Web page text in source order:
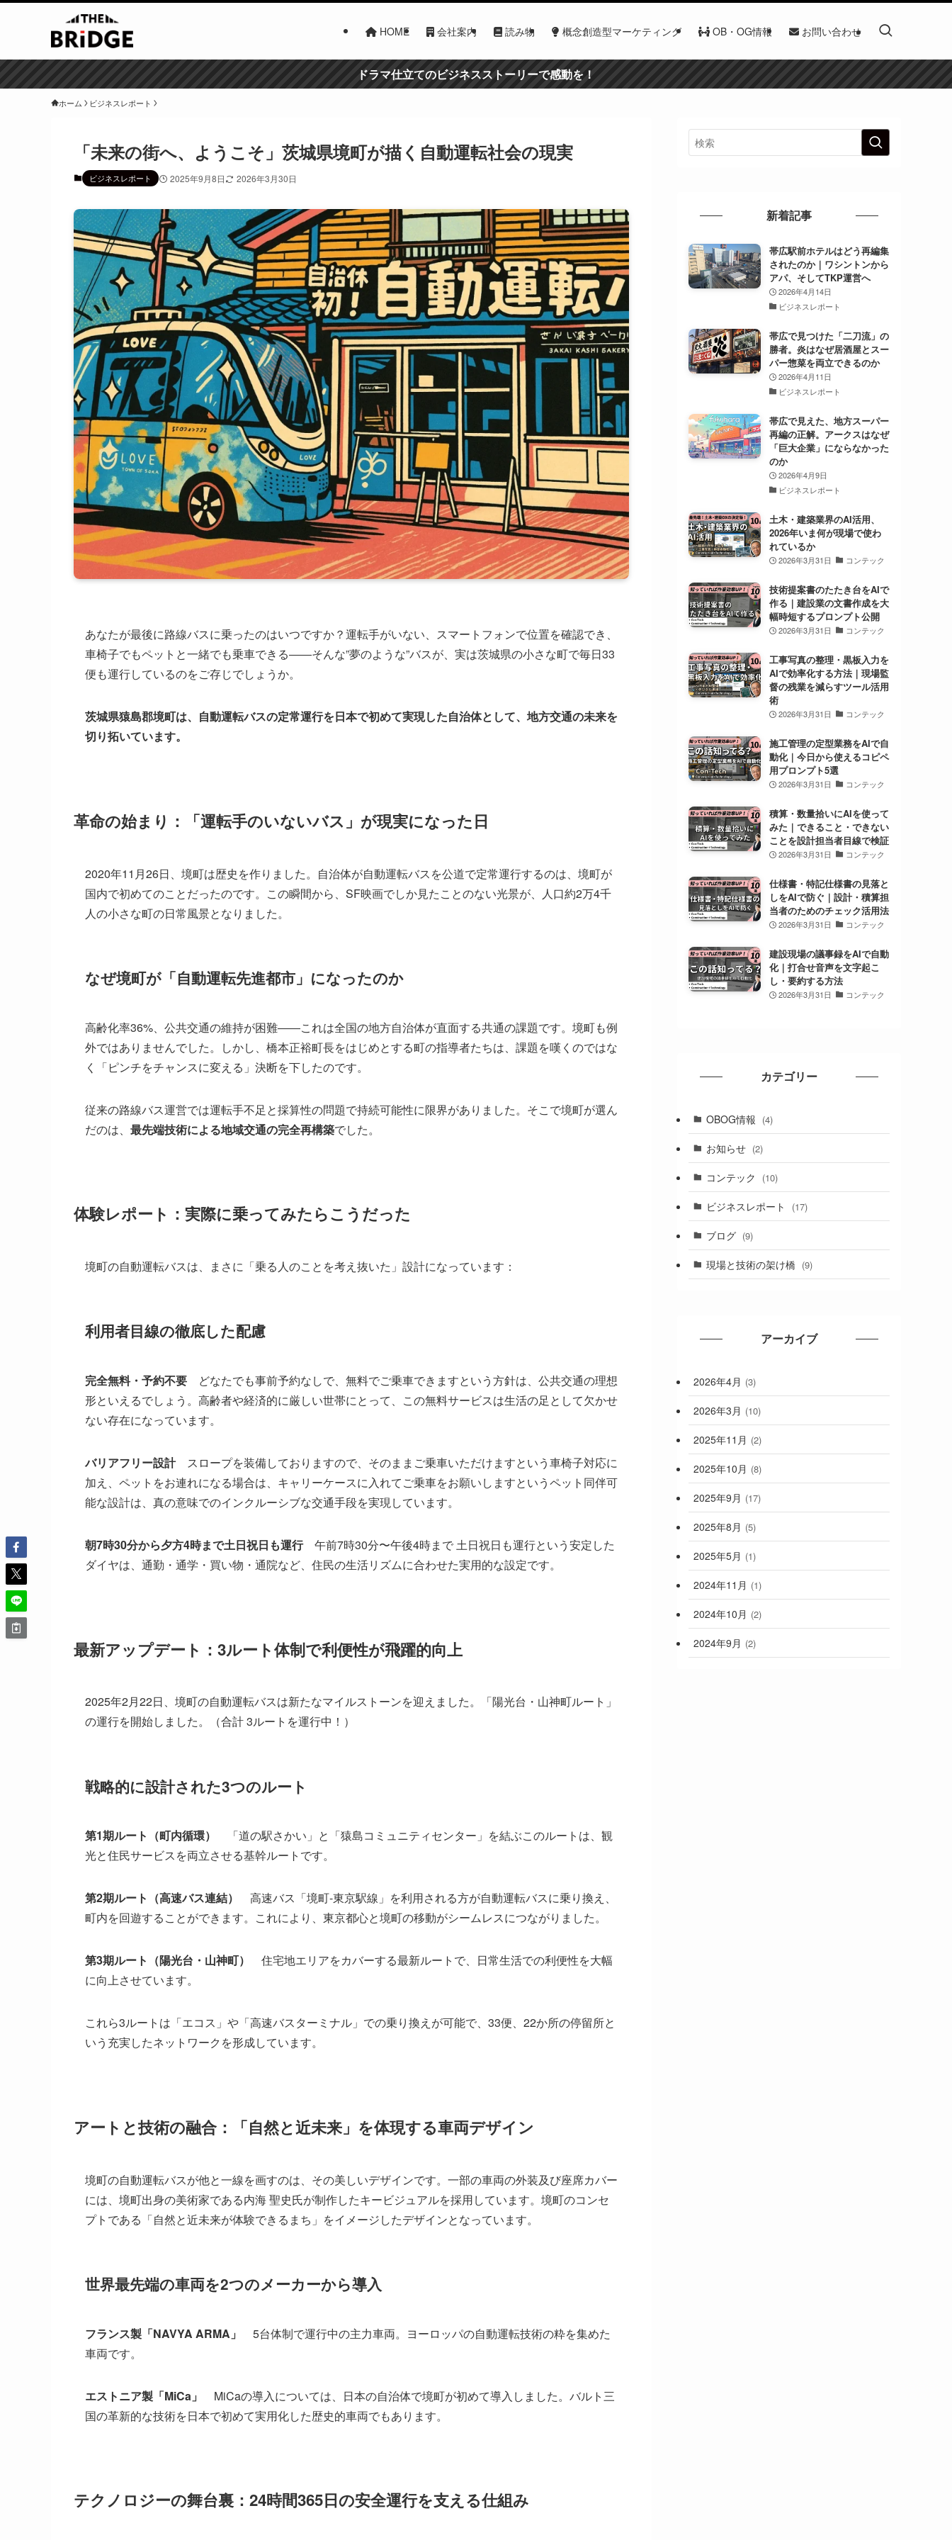
HOME 会社案内 読み物 概念創造型マーケティング OB・OG情報 お問い合わせ
ドラマ仕立てのビジネスストーリーで感動を！
ホーム ビジネスレポート
「未来の街へ、ようこそ」茨城県境町が描く自動運転社会の現実
ビジネスレポート 2025年9月8日 2026年3月30日
あなたが最後に路線バスに乗ったのはいつですか？運転手がいない、スマートフォンで位置を確認でき、
車椅子でもペットと一緒でも乗車できる――そんな”夢のような”バスが、実は茨城県の小さな町で毎日33
便も運行しているのをご存じでしょうか。
茨城県猿島郡境町は、自動運転バスの定常運行を日本で初めて実現した自治体として、地方交通の未来を
切り拓いています。
革命の始まり：「運転手のいないバス」が現実になった日
2020年11月26日、境町は歴史を作りました。自治体が自動運転バスを公道で定常運行するのは、境町が
国内で初めてのことだったのです。この瞬間から、SF映画でしか見たことのない光景が、人口約2万4千
人の小さな町の日常風景となりました。
なぜ境町が「自動運転先進都市」になったのか
高齢化率36%、公共交通の維持が困難――これは全国の地方自治体が直面する共通の課題です。境町も例
外ではありませんでした。しかし、橋本正裕町長をはじめとする町の指導者たちは、課題を嘆くのではな
く「ピンチをチャンスに変える」決断を下したのです。
従来の路線バス運営では運転手不足と採算性の問題で持続可能性に限界がありました。そこで境町が選ん
だのは、 最先端技術による地域交通の完全再構築でした。
体験レポート：実際に乗ってみたらこうだった
境町の自動運転バスは、まさに「乗る人のことを考え抜いた」設計になっています：
利用者目線の徹底した配慮
完全無料・予約不要 どなたでも事前予約なしで、無料でご乗車できますという方針は、公共交通の理想
形といえるでしょう。高齢者や経済的に厳しい世帯にとって、この無料サービスは生活の足として欠かせ
ない存在になっています。
バリアフリー設計スロープを装備しておりますので、そのままご乗車いただけますという車椅子対応に
加え、ペットをお連れになる場合は、キャリーケースに入れてご乗車をお願いしますというペット同伴可
能な設計は、真の意味でのインクルーシブな交通手段を実現しています。
朝7時30分から夕方4時まで土日祝日も運行午前7時30分〜午後4時まで 土日祝日も運行という安定した
ダイヤは、通勤・通学・買い物・通院など、住民の生活リズムに合わせた実用的な設定です。
最新アップデート：3ルート体制で利便性が飛躍的向上
2025年2月22日、境町の自動運転バスは新たなマイルストーンを迎えました。「陽光台・山神町ルート」
の運行を開始しました。（合計 3ルートを運行中！）
戦略的に設計された3つのルート
第1期ルート（町内循環）
「道の駅さかい」と「猿島コミュニティセンター」を結ぶこのルートは、観
光と住民サービスを両立させる基幹ルートです。
第2期ルート（高速バス連結）
高速バス「境町-東京駅線」を利用される方が自動運転バスに乗り換え、
町内を回遊することができます。これにより、東京都心と境町の移動がシームレスにつながりました。
第3期ルート（陽光台・山神町）
住宅地エリアをカバーする最新ルートで、日常生活での利便性を大幅
に向上させています。
これら3ルートは「エコス」や「高速バスターミナル」での乗り換えが可能で、33便、22か所の停留所と
いう充実したネットワークを形成しています。
アートと技術の融合：「自然と近未来」を体現する車両デザイン
境町の自動運転バスが他と一線を画すのは、その美しいデザインです。一部の車両の外装及び座席カバー
には、境町出身の美術家である内海 聖史氏が制作したキービジュアルを採用しています。境町のコンセ
プトである「自然と近未来が体験できるまち」をイメージしたデザインとなっています。
世界最先端の車両を2つのメーカーから導入
フランス製「NAVYA ARMA」
5台体制で運行中の主力車両。ヨーロッパの自動運転技術の粋を集めた
車両です。
エストニア製「MiCa」
MiCaの導入については、日本の自治体で境町が初めて導入しました。バルト三
国の革新的な技術を日本で初めて実用化した歴史的車両でもあります。
テクノロジーの舞台裏：24時間365日の安全運行を支える仕組み
新着記事
帯広駅前ホテルはどう再編集
されたのか｜ワシントンから
アパ、そしてTKP運営へ
2026年4月14日
ビジネスレポート
帯広で見つけた「二刀流」の
勝者。炎はなぜ居酒屋とスー
パー惣菜を両立できるのか
2026年4月11日
ビジネスレポート
帯広で見えた、地方スーパー
再編の正解。アークスはなぜ
「巨大企業」にならなかった
のか
2026年4月9日
ビジネスレポート
土木・建築業界のAI活用、
2026年いま何が現場で使わ
れているか
2026年3月31日 コンテック
技術提案書のたたき台をAIで
作る｜建設業の文書作成を大
幅時短するプロンプト公開
2026年3月31日 コンテック
工事写真の整理・黒板入力を
AIで効率化する方法｜現場監
督の残業を減らすツール活用
術
2026年3月31日 コンテック
施工管理の定型業務をAIで自
動化｜今日から使えるコピペ
用プロンプト5選
2026年3月31日 コンテック
積算・数量拾いにAIを使って
みた｜できること・できない
ことを設計担当者目線で検証
2026年3月31日 コンテック
仕様書・特記仕様書の見落と
しをAIで防ぐ｜設計・積算担
当者のためのチェック活用法
2026年3月31日 コンテック
建設現場の議事録をAIで自動
化｜打合せ音声を文字起こ
し・要約する方法
2026年3月31日 コンテック
カテゴリー
OBOG情報 (4)
お知らせ (2)
コンテック (10)
ビジネスレポート (17)
ブログ (9)
現場と技術の架け橋 (9)
アーカイブ
2026年4月 (3)
2026年3月 (10)
2025年11月 (2)
2025年10月 (8)
2025年9月 (17)
2025年8月 (5)
2025年5月 (1)
2024年11月 (1)
2024年10月 (2)
2024年9月 (2)